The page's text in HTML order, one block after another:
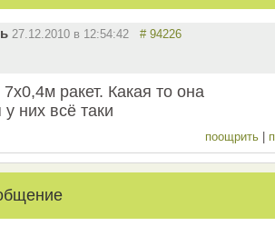
27.12.2010 в 12:54:42 # 94226
ракет. Какая то она
них всё таки
поощрить